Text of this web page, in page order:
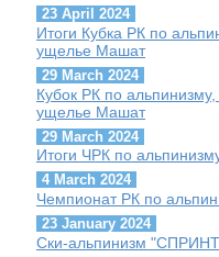
23 April 2024
Итоги Кубка РК по
ущелье Машат
29 March 2024
Кубок РК по
ущелье Машат
29 March 2024
Итоги ЧРК по
4 March 2024
Чемпионат РК по
23 January 2024
Ски-альпинизм